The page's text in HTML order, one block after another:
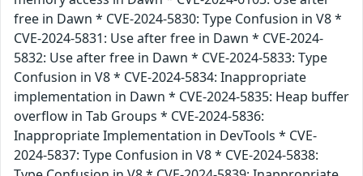
free in Dawn * CVE-2024-5830: Type Confusion in V8 *
CVE-2024-5831: Use after free in Dawn * CVE-2024-
5832: Use after free in Dawn * CVE-2024-5833: Type
Confusion in V8 * CVE-2024-5834: Inappropriate
implementation in Dawn * CVE-2024-5835: Heap buffer
overflow in Tab Groups * CVE-2024-5836:
Inappropriate Implementation in DevTools * CVE-
2024-5837: Type Confusion in V8 * CVE-2024-5838: